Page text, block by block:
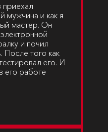
приехал
мужчина и как я
мастер. Он
и почил
После того как
его. И
его работе